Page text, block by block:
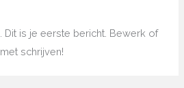
Dit is je eerste bericht. Bewerk of
schrijven!